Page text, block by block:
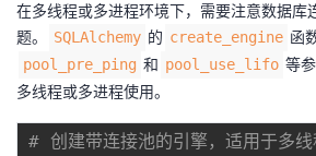
在多线程或多进程环境下，需要注意数据库
题。
SQLAlchemy 的 create_engine 函
pool_pre_ping 和 pool_use_lifo 等
多线程或多进程使用。
# 创建带连接池的引擎，适用于多线